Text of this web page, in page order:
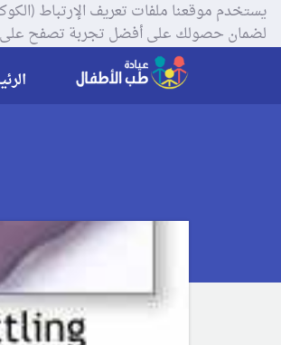
لضمان حصولك على أفضل تجربة تصفح على